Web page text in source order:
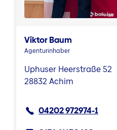
Viktor Baum
Agenturinhaber
Uphuser Heerstraße 52
28832 Achim
04202 972974-1